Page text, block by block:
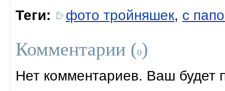
Теги: фото тройняшек, с
Комментарии (0)
Нет комментариев. Ваш будет